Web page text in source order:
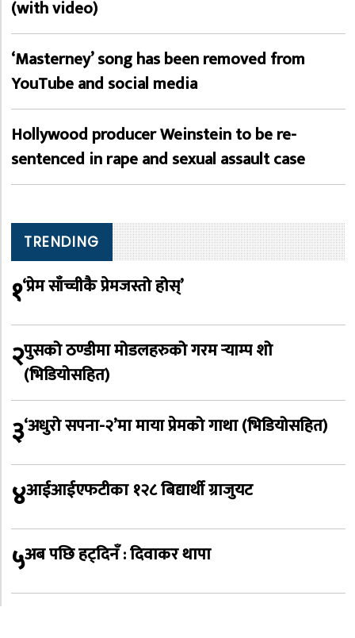
(with video)
‘Masterney’ song has been removed from
YouTube and social media
Hollywood producer Weinstein to be re-
sentenced in rape and sexual assault case
TRENDING
१‘प्रेम साँच्चीकै प्रेमजस्तो होस्’
२पुसको ठण्डीमा मोडलहरुको गरम र्‍याम्प शो
(भिडियोसहित)
३‘अधुरो सपना-२’मा माया प्रेमको गाथा (भिडियोसहित)
४आईआईएफटीका १२८ बिद्यार्थी ग्राजुयट
५अब पछि हट्दिनँ : दिवाकर थापा